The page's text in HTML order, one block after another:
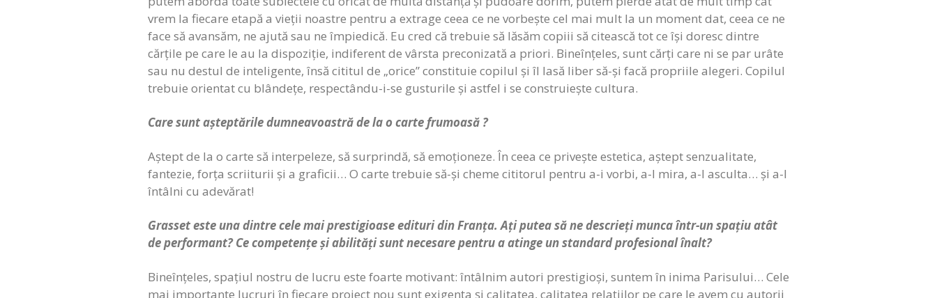
vrem la fiecare etapă a vieții noastre pentru a extrage ceea ce ne vorbește cel mai mult la un moment dat, ceea ce ne
face să avansăm, ne ajută sau ne împiedică. Eu cred că trebuie să lăsăm copiii să citească tot ce își doresc dintre
cărțile pe care le au la dispoziție, indiferent de vârsta preconizată a priori. Bineînțeles, sunt cărți care ni se par urâte
sau nu destul de inteligente, însă cititul de „orice” constituie copilul și îl lasă liber să-și facă propriile alegeri. Copilul
trebuie orientat cu blândețe, respectându-i-se gusturile și astfel i se construiește cultura.
Care sunt așteptările dumneavoastră de la o carte frumoasă ?
Aștept de la o carte să interpeleze, să surprindă, să emoționeze. În ceea ce privește estetica, aștept senzualitate,
fantezie, forța scriiturii și a graficii… O carte trebuie să-și cheme cititorul pentru a-i vorbi, a-l mira, a-l asculta… și a-l
întâlni cu adevărat!
Grasset este una dintre cele mai prestigioase edituri din Franța. Ați putea să ne descrieți munca într-un spațiu atât
de performant? Ce competențe și abilități sunt necesare pentru a atinge un standard profesional înalt?
Bineînțeles, spațiul nostru de lucru este foarte motivant: întâlnim autori prestigioși, suntem în inima Parisului… Cele
mai importante lucruri în fiecare proiect nou sunt exigența și calitatea, calitatea relațiilor pe care le avem cu autorii